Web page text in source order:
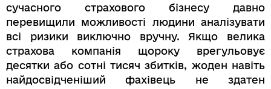
сучасного страхового бізнесу давно
перевищили можливості людини аналізувати
всі ризики виключно вручну. Якщо велика
страхова компанія щороку врегульовує
десятки або сотні тисяч збитків, жоден навіть
найдосвідченіший фахівець не здатен